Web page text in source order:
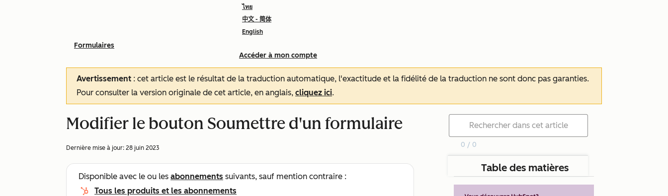
ไทย
中文 - 简体
English
Accéder à mon compte
Formulaires
Avertissement : cet article est le résultat de la traduction automatique, l'exactitude et la fidélité de la traduction ne sont donc pas garanties.
Pour consulter la version originale de cet article, en anglais, cliquez ici.
Modifier le bouton Soumettre d'un formulaire
Dernière mise à jour: 28 juin 2023
Disponible avec le ou les abonnements suivants, sauf mention contraire :
Tous les produits et les abonnements
0 / 0
Table des matières